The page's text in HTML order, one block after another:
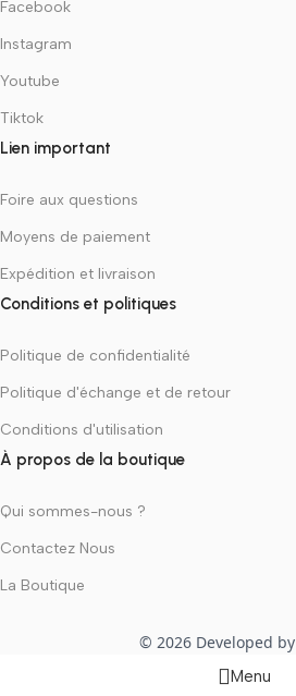
Facebook
Instagram
Youtube
Tiktok
Lien important
Foire aux questions
Moyens de paiement
Expédition et livraison
Conditions et politiques
Politique de confidentialité
Politique d'échange et de retour
Conditions d'utilisation
À propos de la boutique
Qui sommes-nous ?
Contactez Nous
La Boutique
© 2026 Developed by
Menu